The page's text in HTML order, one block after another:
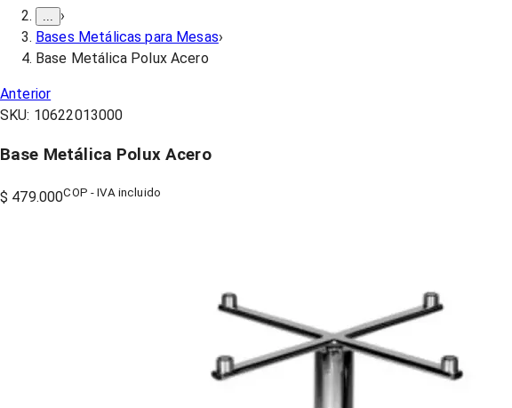
›
Bases Metálicas para Mesas›
Base Metálica Polux Acero
Anterior
SKU: 10622013000
Base Metálica Polux Acero
$ 479.000COP - IVA incluido